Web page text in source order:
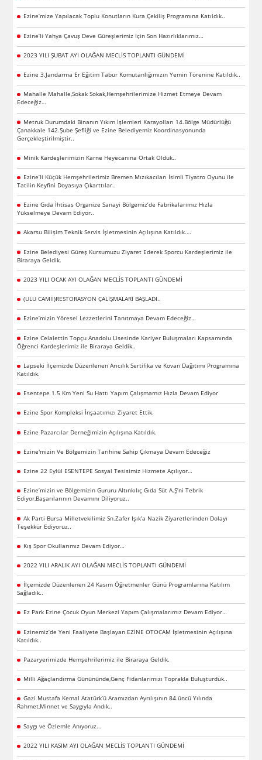
Ezine’mize Yapılacak Toplu Konutların Kura Çekiliş Programına Katıldık..
Ezine’li Yahya Çavuş Deve Güreşlerimiz İçin Son Hazırlıklarımız…
2023 YILI ŞUBAT AYI OLAĞAN MECLİS TOPLANTI GÜNDEMİ
Ezine 3.Jandarma Er Eğitim Tabur Komutanlığımızın Yemin Törenine Katıldık..
Mahalle Mahalle,Sokak Sokak,Hemşehrilerimize Hizmet Etmeye Devam
Edeceğiz…
Metruk Durumdaki Binanın Yıkım İşlemleri Karayolları 14.Bölge Müdürlüğü
Çanakkale 142.Şube Şefliği ve Ezine Belediyemiz Koordinasyonunda
Gerçekleştirilmiştir..
Minik Kardeşlerimizin Karne Heyecanına Ortak Olduk..
Ezine’li Küçük Hemşehrilerimiz Bremen Mızıkacıları İsimli Tiyatro Oyunu ile
Tatilin Keyfini Doyasıya Çıkarttılar..
Ezine Gıda İhtisas Organize Sanayi Bölgemiz’de Fabrikalarımız Hızla
Yükselmeye Devam Ediyor..
Akarsu Bilişim Teknik Servis İşletmesinin Açılışına Katıldık.…
Ezine Belediyesi Güreş Kursumuzu Ziyaret Ederek Sporcu Kardeşlerimiz ile
Biraraya Geldik.
2023 YILI OCAK AYI OLAĞAN MECLİS TOPLANTI GÜNDEMİ
(ULU CAMİİ)RESTORASYON ÇALIŞMALARI BAŞLADI..
Ezine’mizin Yöresel Lezzetlerini Tanıtmaya Devam Edeceğiz…
Ezine Celalettin Topçu Anadolu Lisesinde Kariyer Buluşmaları Kapsamında
Öğrenci Kardeşlerimiz ile Biraraya Geldik..
Lapseki İlçemizde Düzenlenen Arıcılık Sertifika ve Kovan Dağıtımı Programına
Katıldık.
Esentepe 1.5 Km Yeni Su Hattı Yapım Çalışmamız Hızla Devam Ediyor
Ezine Spor Kompleksi İnşaatımızı Ziyaret Ettik.
Ezine Pazarcılar Derneğimizin Açılışına Katıldık.
Ezine'mizin Ve Bölgemizin Tarihine Sahip Çıkmaya Devam Edeceğiz
Ezine 22 Eylül ESENTEPE Sosyal Tesisimiz Hizmete Açılıyor…
Ezine’mizin ve Bölgemizin Gururu Altınkılıç Gıda Süt A.Ş’ni Tebrik
Ediyor,Başarılarının Devamını Diliyoruz..
Ak Parti Bursa Milletvekilimiz Sn.Zafer Işık’a Nazik Ziyaretlerinden Dolayı
Teşekkür Ediyoruz..
Kış Spor Okullarımız Devam Ediyor…
2022 YILI ARALIK AYI OLAĞAN MECLİS TOPLANTI GÜNDEMİ
İlçemizde Düzenlenen 24 Kasım Öğretmenler Günü Programlarına Katılım
Sağladık..
Ez Park Ezine Çocuk Oyun Merkezi Yapım Çalışmalarımız Devam Ediyor…
Ezinemiz’de Yeni Faaliyete Başlayan EZİNE OTOCAM İşletmesinin Açılışına
Katıldık..
Pazaryerimizde Hemşehrilerimiz ile Biraraya Geldik.
Milli Ağaçlandırma Günününde,Genç Fidanlarımızı Toprakla Buluşturduk..
Gazi Mustafa Kemal Atatürk’ü Aramızdan Ayrılışının 84.üncü Yılında
Rahmet,Minnet ve Saygıyla Andık..
Saygı ve Özlemle Anıyoruz...
2022 YILI KASIM AYI OLAĞAN MECLİS TOPLANTI GÜNDEMİ